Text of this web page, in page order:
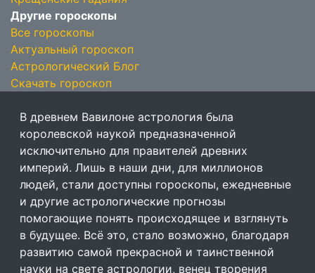
Другие гороскопы
Все гороскопы
Актуальный гороскоп
Астрологический Блог
Скачать гороскоп
В древнем Вавилоне астрология была
королевской наукой предназначенной
исключительно для правителей древних
империй. Лишь в наши дни, для миллионов
людей, стали доступны гороскопы, ежедневные
и другие астрологические прогнозы
помогающие понять происходящее и взглянуть
в будущее. Всё это, стало возможно, благодаря
развитию самой прекрасной и таинственной
науки на свете астрологии, венец творения